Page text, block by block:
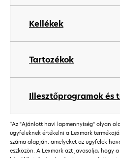
Kellékek
Tartozékok
Illesztőprogramok és
†Az "Ajánlott havi lapmennyiség" olyan
ügyfeleknek értékelni a Lexmark
száma alapján, amelyeket az ügyfelek
eszközön. A Lexmark azt javasolja, hogy